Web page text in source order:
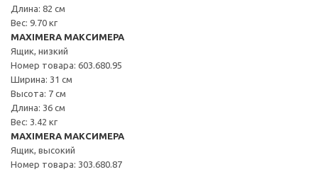
Длина: 82 см
Вес: 9.70 кг
MAXIMERA МАКСИМЕРА
Ящик, низкий
Номер товара: 603.680.95
Ширина: 31 см
Высота: 7 см
Длина: 36 см
Вес: 3.42 кг
MAXIMERA МАКСИМЕРА
Ящик, высокий
Номер товара: 303.680.87